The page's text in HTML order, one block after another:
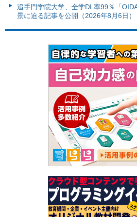
追手門学院大学、全学DL率99％「
景に迫る記事を公開（2026年8月6日）